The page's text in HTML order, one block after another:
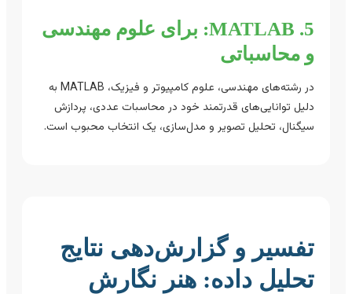
5. MATLAB: برای علوم مهندسی
و محاسباتی
در رشته‌های مهندسی، علوم کامپیوتر و فیزیک، MATLAB به
دلیل توانایی‌های قدرتمند خود در محاسبات عددی، پردازش
سیگنال، تحلیل تصویر و مدل‌سازی، یک انتخاب محبوب است.
تفسیر و گزارش‌دهی نتایج
تحلیل داده: هنر نگارش